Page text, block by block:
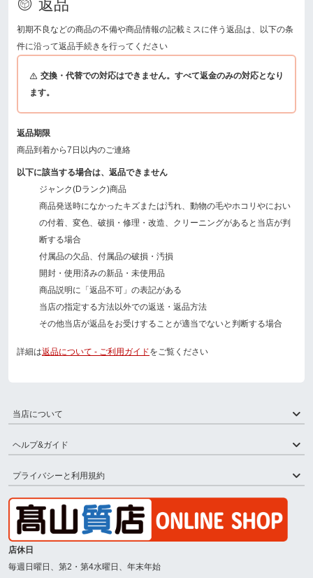
返品
初期不良などの商品の不備や商品情報の記載ミスに伴う返品は、以下の条
件に沿って返品手続きを行ってください
交換・代替での対応はできません。すべて返金のみの対応となり
ます。
返品期限
商品到着から7日以内のご連絡
以下に該当する場合は、返品できません
ジャンク(Dランク)商品
商品発送時になかったキズまたは汚れ、動物の毛やホコリやにおい
の付着、変色、破損・修理・改造、クリーニングがあると当店が判
断する場合
付属品の欠品、付属品の破損・汚損
開封・使用済みの新品・未使用品
商品説明に「返品不可」の表記がある
当店の指定する方法以外での返送・返品方法
その他当店が返品をお受けすることが適当でないと判断する場合
詳細は返品について - ご利用ガイドをご覧ください
当店について
ヘルプ&ガイド
プライバシーと利用規約
店休日
毎週日曜日、第2・第4水曜日、年末年始